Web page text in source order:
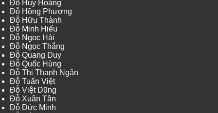
Đỗ Huy Hoàng
Đỗ Hồng Phương
Đỗ Hữu Thành
Đỗ Minh Hiếu
Đỗ Ngọc Hải
Đỗ Ngọc Thắng
Đỗ Quang Duy
Đỗ Quốc Hùng
Đỗ Thị Thanh Ngân
Đỗ Tuấn Việt
Đỗ Việt Dũng
Đỗ Xuân Tân
Đỗ Đức Minh